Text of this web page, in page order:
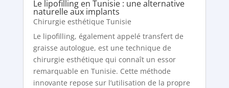
Le lipofilling en Tunisie : une alternative
naturelle aux implants
Chirurgie esthétique Tunisie
Le lipofilling, également appelé transfert de
graisse autologue, est une technique de
chirurgie esthétique qui connaît un essor
remarquable en Tunisie. Cette méthode
innovante repose sur l’utilisation de la propre